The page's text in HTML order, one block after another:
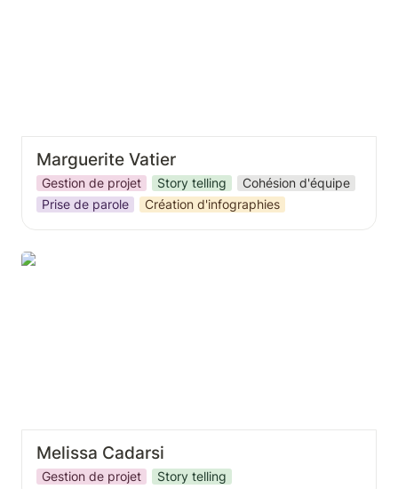
Marguerite Vatier
Gestion de projet Story telling
Cohésion d'équipe
Prise de parole
Création d'infographies
Melissa Cadarsi
Melissa Cadarsi
Gestion de projet Story telling